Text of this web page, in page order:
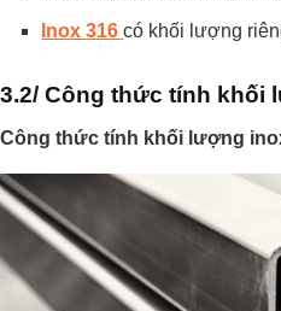
Inox 316 có khối lượng
3.2/ Công thức tính khối
Công thức tính khối lượng